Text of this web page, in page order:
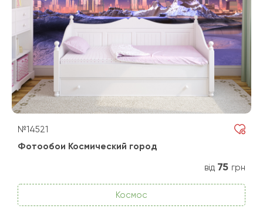
№14521
Фотообои Космический город
від 75 грн
Космос